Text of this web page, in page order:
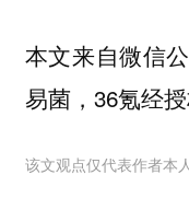
本文来自微信
易菌，36氪经授
该文观点仅代表作者本